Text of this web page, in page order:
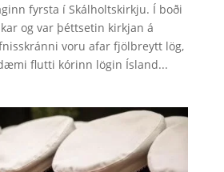
fyrsta í Skálholtskirkju. Í boði
og var þéttsetin kirkjan á
voru afar fjölbreytt lög,
flutti kórinn lögin Ísland...